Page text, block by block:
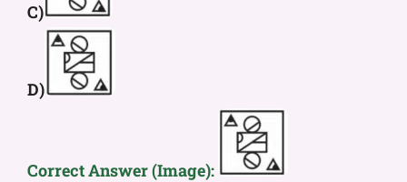
C)
D)
Correct Answer (Image):